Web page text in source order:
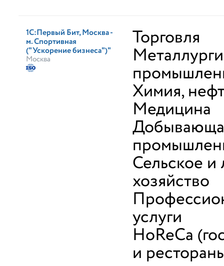
1С:Первый Бит, Москва -
м. Спортивная
("Ускорение бизнеса")"
Москва
Торговля
Химия,
Медицина
Сельское и
хозяйство
услуги
HoReCa
и